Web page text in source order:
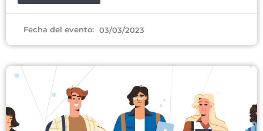
Fecha del evento: 03/03/2023